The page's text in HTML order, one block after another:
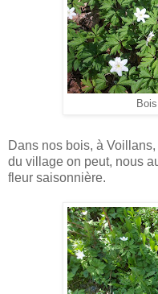
Dans nos bois, à
du village on peut, nous
fleur saisonnière.